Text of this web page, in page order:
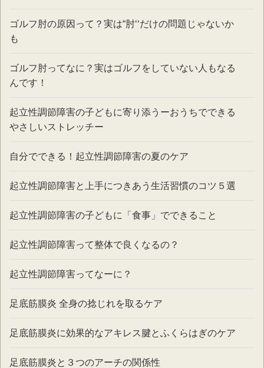
ゴルフ肘の原因って？実は“肘‘‘だけの問題じゃないか
も
ゴルフ肘ってなに？実はゴルフをしていない人もなる
んです！
起立性調節障害の子どもに寄り添うーおうちでできる
やさしいストレッチー
自分でできる！起立性調節障害の夏のケア
起立性調節障害と上手につきあう生活習慣のコツ５選
起立性調節障害の子どもに「食事」でできること
起立性調節障害って整体で良くなるの？
起立性調節障害ってなーに？
足底筋膜炎 全身の捻じれを取るケア
足底筋膜炎に効果的なアキレス腱とふくらはぎのケア
足底筋膜炎と３つのアーチの関係性